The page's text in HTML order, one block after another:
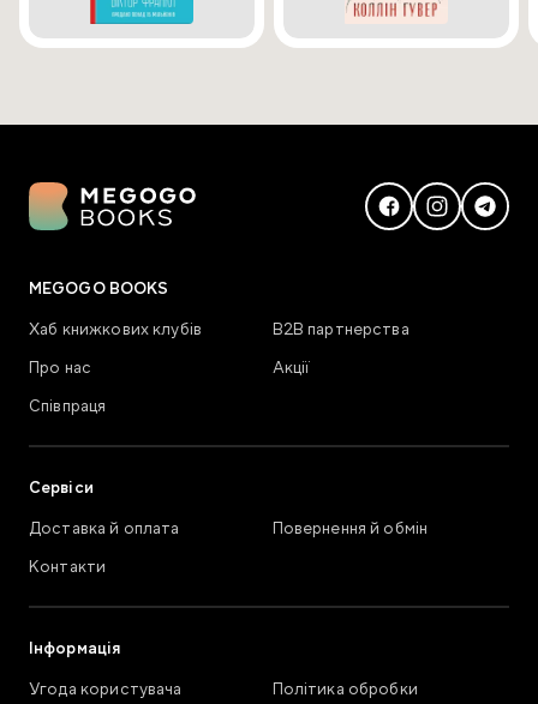
MEGOGO BOOKS
Хаб книжкових клубів
В2В партнерства
Про нас
Акції
Співпраця
Сервіси
Доставка й оплата
Повернення й обмін
Контакти
Інформація
Угода користувача
Політика обробки